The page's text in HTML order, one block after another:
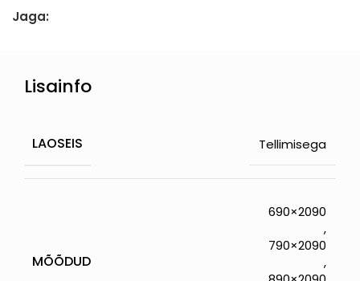
Jaga:
Lisainfo
LAOSEIS Tellimisega
MÕÕDUD
690×2090
,
790×2090
,